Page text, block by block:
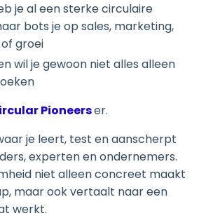
je al een sterke circulaire
bots je op sales, marketing,
groei
wil je gewoon niet alles alleen
Pioneerser.
je leert, test en aanscherpt
experten en ondernemers.
niet alleen concreet maakt
maar ook vertaalt naar een
werkt.